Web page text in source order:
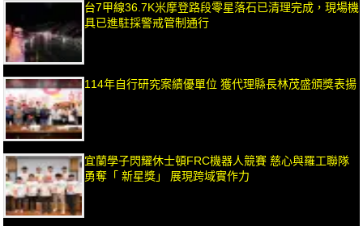
台7甲線36.7K米摩登路段零星落石已清理完成，現場機
具已進駐採警戒管制通行
114年自行研究案績優單位 獲代理縣長林茂盛頒獎表揚
宜蘭學子閃耀休士頓FRC機器人競賽 慈心與羅工聯隊
勇奪「 新星獎」 展現跨域實作力